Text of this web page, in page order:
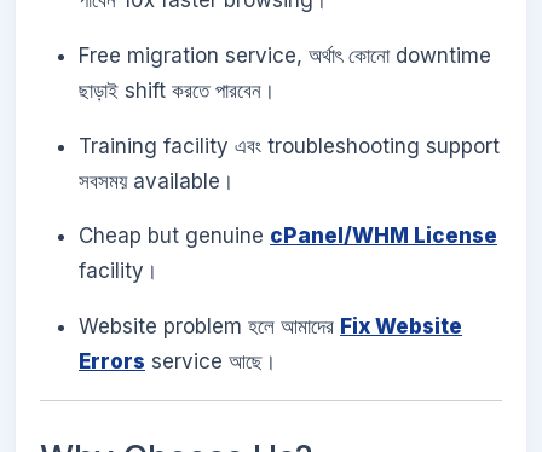
Free migration service, অর্থাৎ কোনো downtime
ছাড়াই shift করতে পারবেন।
Training facility এবং troubleshooting support
সবসময় available।
Cheap but genuine cPanel/WHM License
facility।
Website problem হলে আমাদের Fix Website
Errors service আছে।